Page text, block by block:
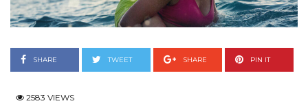
SHARE TWEET SHARE PIN IT
2583 VIEWS